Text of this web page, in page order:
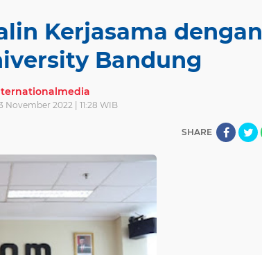
Kerjasama dengan
Bandung
November 2022 | 11:28 WIB
SHARE